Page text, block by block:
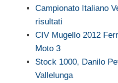
Campionato Italiano
risultati
CIV Mugello 2012
Moto 3
Stock 1000, Danilo
Vallelunga